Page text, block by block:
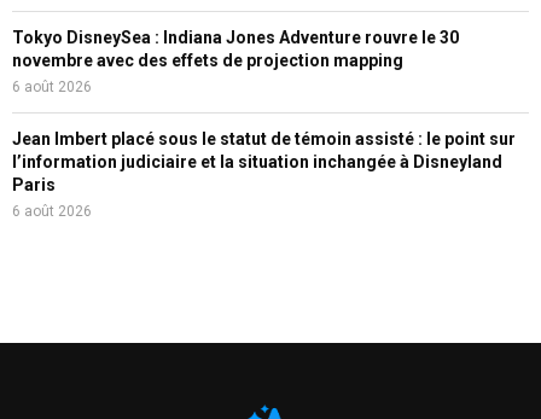
Tokyo DisneySea : Indiana Jones Adventure rouvre le 30
novembre avec des effets de projection mapping
6 août 2026
Jean Imbert placé sous le statut de témoin assisté : le point sur
l’information judiciaire et la situation inchangée à Disneyland
Paris
6 août 2026